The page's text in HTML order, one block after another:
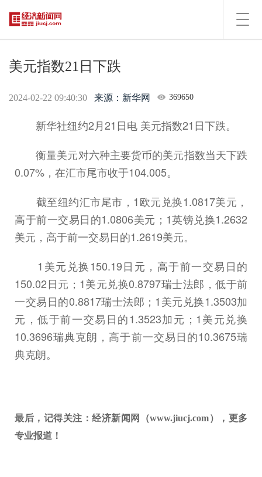
美元指数21日下跌
2024-02-22 09:40:30 来源：新华网 369650
新华社纽约2月21日电 美元指数21日下跌。
衡量美元对六种主要货币的美元指数当天下跌
0.07%，在汇市尾市收于104.005。
截至纽约汇市尾市，1欧元兑换1.0817美元，
高于前一交易日的1.0806美元；1英镑兑换1.2632
美元，高于前一交易日的1.2619美元。
1美元兑换150.19日元，高于前一交易日的
150.02日元；1美元兑换0.8797瑞士法郎，低于前
一交易日的0.8817瑞士法郎；1美元兑换1.3503加
元，低于前一交易日的1.3523加元；1美元兑换
10.3696瑞典克朗，高于前一交易日的10.3675瑞
典克朗。
最后，记得关注：经济新闻网（www.jiucj.com），更多
专业报道！